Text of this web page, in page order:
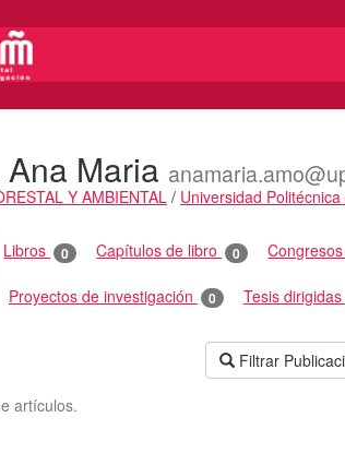
Maria
Y AMBIENTAL / Universidad
Libros 0 Capítulos de libro 0 Congresos
Proyectos de investigación 0 Tesis dirigidas
Filtrar
artículos.